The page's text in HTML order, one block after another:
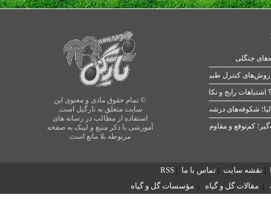
© تمام حقوق مادی و معنوی این
سایت متعلق به نارگیل است.
استفاده از مطالب در رسانه های
آموزشی با ذکر منبع و لینک به صفحه
مربوطه بلا مانع است
جنگلی
رایج و نکات طلایی
شکوفه‌های درشت در بهار
| نقشه سایت | تماس با ما |
RSS
| مقالات گل و گیاه | مؤسسات گل و گیاه